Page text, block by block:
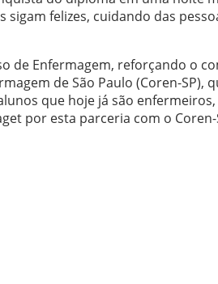
sigam felizes, cuidando das
de Enfermagem, reforçando o
de São Paulo (Coren-SP),
que hoje já são
por esta parceria com o Coren-